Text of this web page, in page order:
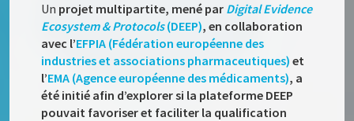
Un projet multipartite, mené par Digital Evidence
Ecosystem & Protocols(DEEP), en collaboration
avec l’EFPIA (Fédération européenne des
industries et associations pharmaceutiques) et
l’EMA (Agence européenne des médicaments), a
été initié afin d’explorer si la plateforme DEEP
pouvait favoriser et faciliter la qualification